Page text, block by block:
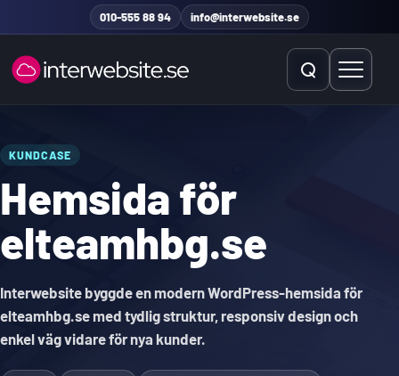
Hoppa till innehåll010-555 88 94 info@interwebsite.se
Öppna sökÖppna
Sök på hela sidan
Sök efter:
KUNDCASE
Hemsida för
elteamhbg.se
Interwebsite byggde en modern WordPress-hemsida för
elteamhbg.se med tydlig struktur, responsiv design och
enkel väg vidare för nya kunder.